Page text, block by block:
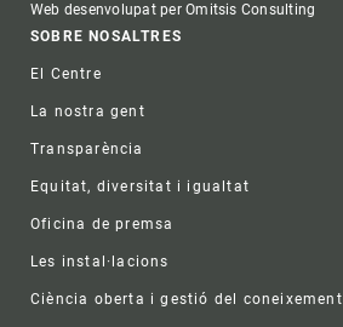
Web desenvolupat per Omitsis Consulting
Footer
SOBRE NOSALTRES
El Centre
La nostra gent
Transparència
Equitat, diversitat i igualtat
Oficina de premsa
Les instal·lacions
Ciència oberta i gestió del coneixement